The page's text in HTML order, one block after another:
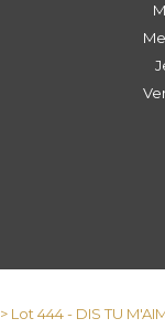
> Lot 444 - DIS TU